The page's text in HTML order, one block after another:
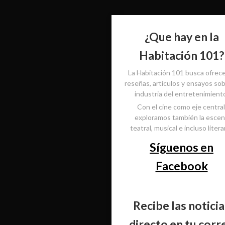
¿Que hay en la
Habitación 101?
La Habitación 101 busca
reseñas, artículos y ensayos
industria del
Con el cine como eje
exploramos también la
teatral, musical e incluso
Síguenos en
Facebook
Recibe las